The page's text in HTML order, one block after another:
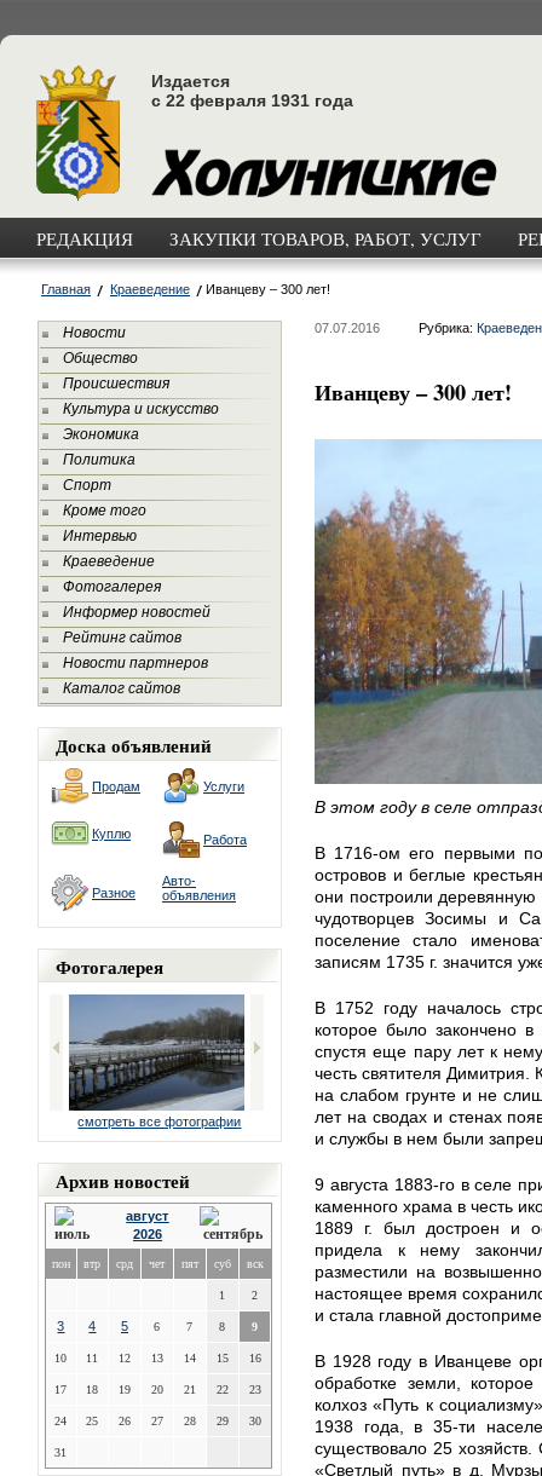
Издается
с 22 февраля 1931 года
РЕДАКЦИЯ ЗАКУПКИ ТОВАРОВ, РАБОТ, УСЛУГ
Главная Краеведение Иванцеву – 300 лет!
Новости
Общество
Происшествия
Культура и искусство
Экономика
Политика
Спорт
Кроме того
Интервью
Краеведение
Фотогалерея
Информер новостей
Рейтинг сайтов
Новости партнеров
Каталог сайтов
Доска объявлений
Продам Услуги
Куплю Работа
Разное
Авто-
объявления
Фотогалерея
смотреть все фотографии
Архив новостей
август
2026
пон втр срд чет пят суб вск
1 2
3 4 5 6 7 8 9
10 11 12 13 14 15 16
17 18 19 20 21 22 23
24 25 26 27 28 29 30
31
07.07.2016 Рубрика:
Иванцеву – 300 лет!
В этом году в селе
В 1716-ом его первыми
островов и беглые
они построили
чудотворцев Зосимы и
поселение стало
записям 1735 г. значится
В 1752 году началось
которое было закончено
спустя еще пару лет к
честь святителя Димитрия.
на слабом грунте и не
лет на сводах и стенах
и службы в нем были
9 августа 1883-го в селе
каменного храма в честь
1889 г. был достроен и
придела к нему
разместили на
настоящее время
и стала главной
В 1928 году в Иванцеве
обработке земли,
колхоз «Путь к
1938 года, в 35-ти
существовало 25
«Светлый путь» в д.